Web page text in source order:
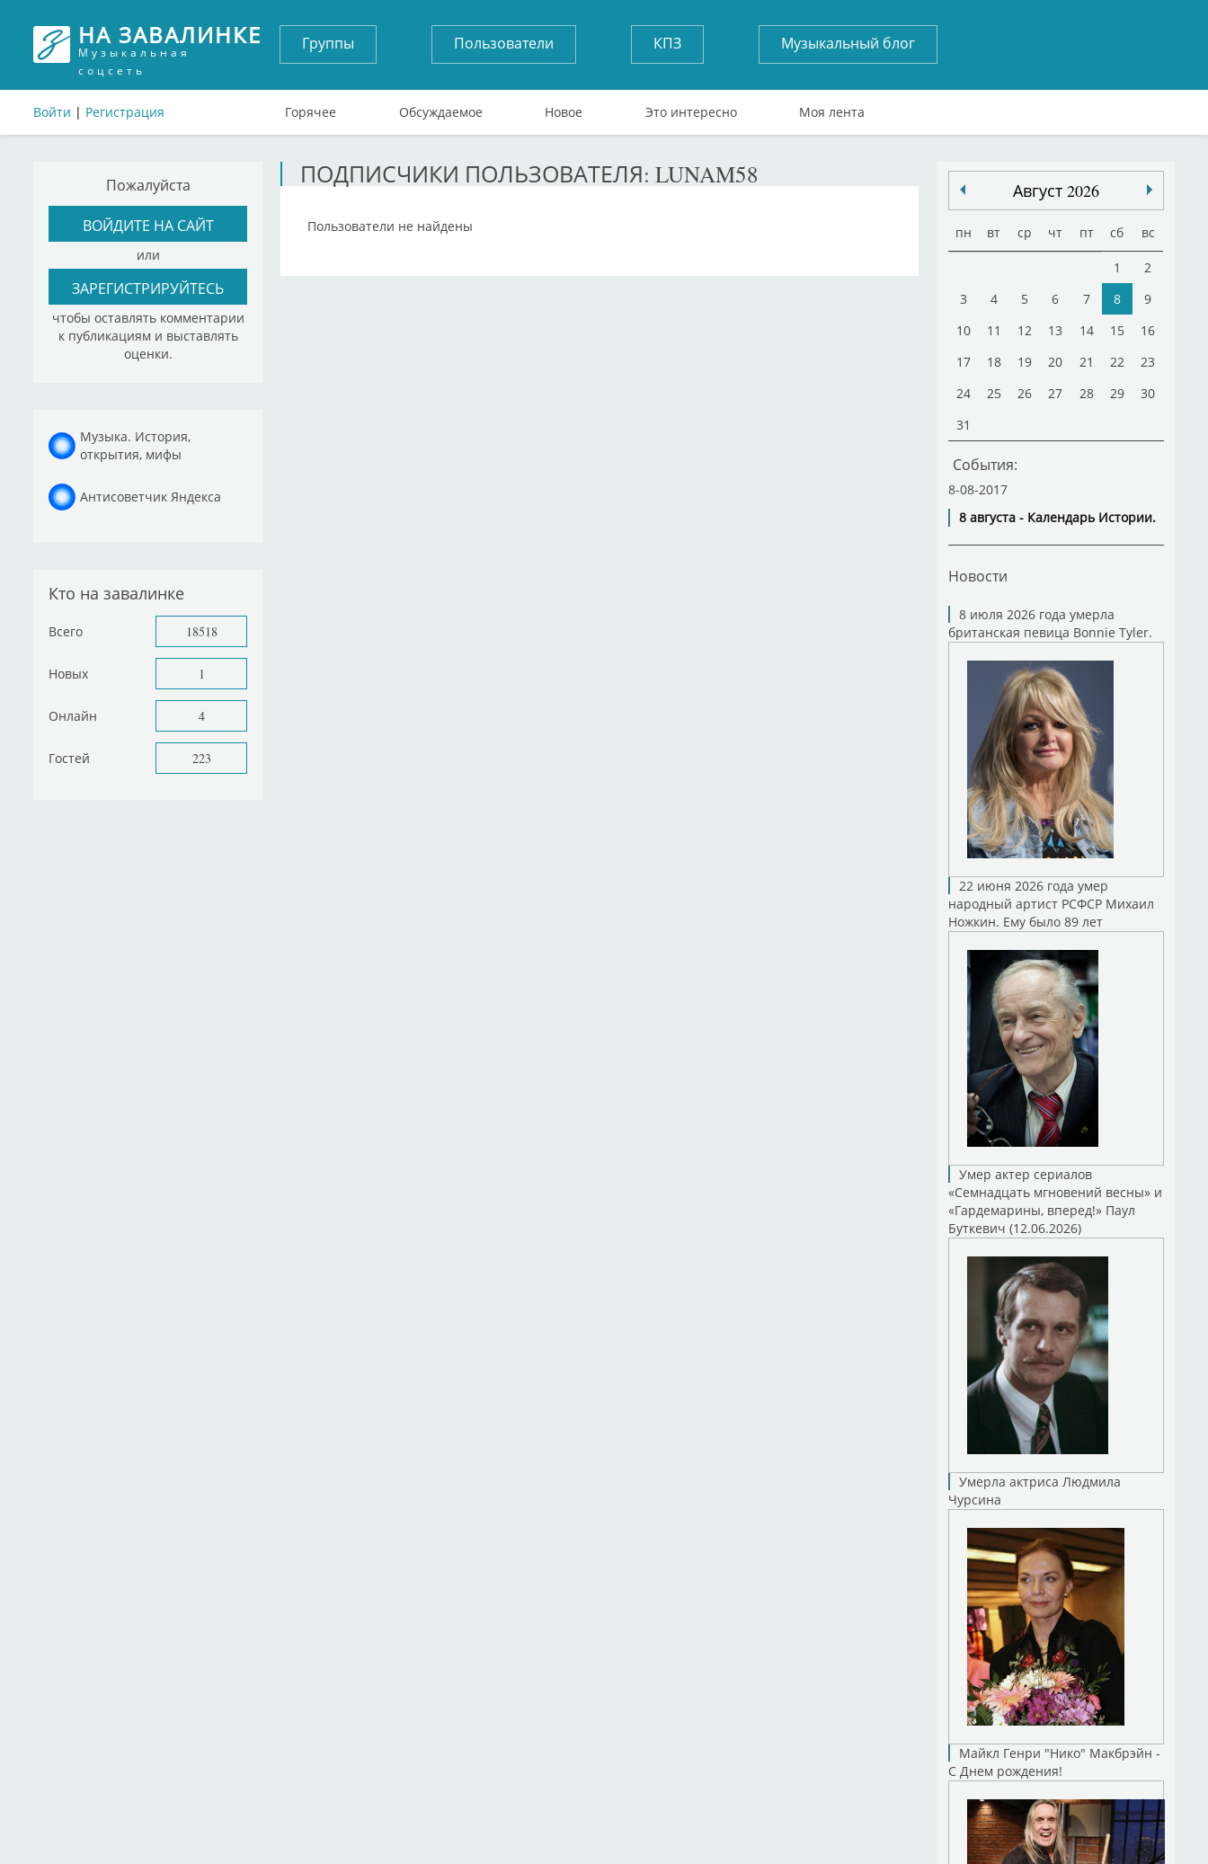
НА ЗАВАЛИНКЕ
Музыкальная
соцсеть
Войти | Регистрация
Группы Пользователи КПЗ Музыкальный блог
Горячее Обсуждаемое Новое Это интересно Моя лента
Пожалуйста
ВОЙДИТЕ НА САЙТ
или
ЗАРЕГИСТРИРУЙТЕСЬ
чтобы оставлять комментарии
к публикациям и выставлять
оценки.
Музыка. История,
открытия, мифы
Антисоветчик Яндекса
Кто на завалинке
Всего 18518
Новых 1
Онлайн 4
Гостей 223
ПОДПИСЧИКИ ПОЛЬЗОВАТЕЛЯ: LUNAM58
Пользователи не найдены
Август 2026
пн вт ср чт пт сб вс
1
2
3
4 5 6 7 8
9
10
11 12 13 14 15
16
17
18 19 20 21 22
23
24
25 26 27 28 29
30
31
События:
8-08-2017
8 августа - Календарь Истории.
Новости
8 июля 2026 года умерла
британская певица Bonnie Tyler.
22 июня 2026 года умер
народный артист РСФСР Михаил
Ножкин. Ему было 89 лет
Умер актер сериалов
«Семнадцать мгновений весны» и
«Гардемарины, вперед!» Паул
Буткевич (12.06.2026)
Умерла актриса Людмила
Чурсина
Майкл Генри "Нико" Макбрэйн -
С Днем рождения!